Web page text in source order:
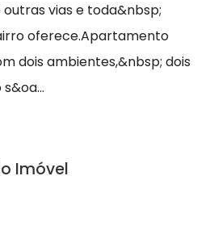
vias e toda&nbsp;
oferece.Apartamento
dois ambientes,&nbsp; dois
Imóvel